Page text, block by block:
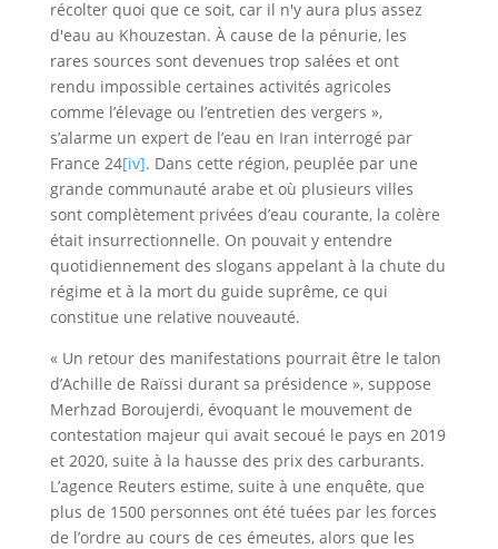
récolter quoi que ce soit, car il n'y aura plus assez
d'eau au Khouzestan. À cause de la pénurie, les
rares sources sont devenues trop salées et ont
rendu impossible certaines activités agricoles
comme l’élevage ou l’entretien des vergers »,
s’alarme un expert de l’eau en Iran interrogé par
France 24[iv]. Dans cette région, peuplée par une
grande communauté arabe et où plusieurs villes
sont complètement privées d’eau courante, la colère
était insurrectionnelle. On pouvait y entendre
quotidiennement des slogans appelant à la chute du
régime et à la mort du guide suprême, ce qui
constitue une relative nouveauté.
« Un retour des manifestations pourrait être le talon
d’Achille de Raïssi durant sa présidence », suppose
Merhzad Boroujerdi, évoquant le mouvement de
contestation majeur qui avait secoué le pays en 2019
et 2020, suite à la hausse des prix des carburants.
L’agence Reuters estime, suite à une enquête, que
plus de 1500 personnes ont été tuées par les forces
de l’ordre au cours de ces émeutes, alors que les